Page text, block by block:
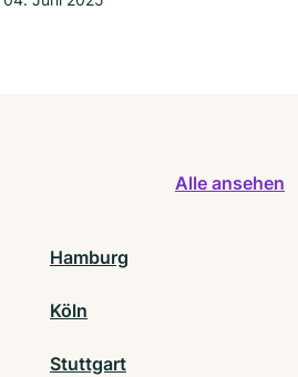
Alle ansehen
Hamburg
Köln
Stuttgart